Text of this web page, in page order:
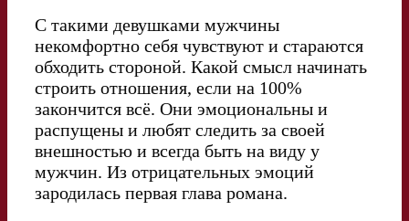
С такими девушками мужчины
некомфортно себя чувствуют и стараются
обходить стороной. Какой смысл начинать
строить отношения, если на 100%
закончится всё. Они эмоциональны и
распущены и любят следить за своей
внешностью и всегда быть на виду у
мужчин. Из отрицательных эмоций
зародилась первая глава романа.